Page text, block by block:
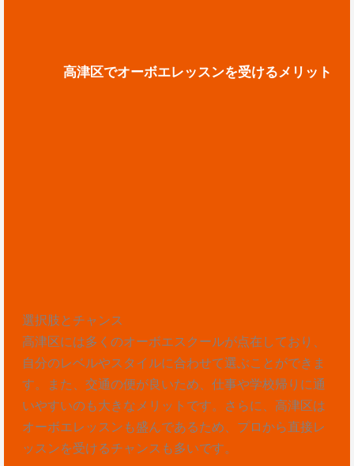
高津区でオーボエレッスンを受けるメリット
選択肢とチャンス
高津区には多くのオーボエスクールが点在しており、
自分のレベルやスタイルに合わせて選ぶことができま
す。また、交通の便が良いため、仕事や学校帰りに通
いやすいのも大きなメリットです。さらに、高津区は
オーボエレッスンも盛んであるため、プロから直接レ
ッスンを受けるチャンスも多いです。